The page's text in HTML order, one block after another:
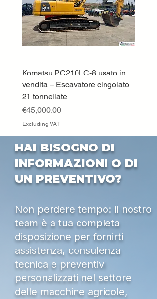
Komatsu PC210LC-8 usato in
vendita – Escavatore cingolato
21 tonnellate
Price
€45,000.00
Excluding VAT
Price
HAI BISOGNO DI
INFORMAZIONI O DI
UN PREVENTIVO?
Non perdere tempo: il nostro
team è a tua completa
disposizione per fornirti
assistenza, consulenza
tecnica e preventivi
personalizzati nel settore
delle macchine agricole,